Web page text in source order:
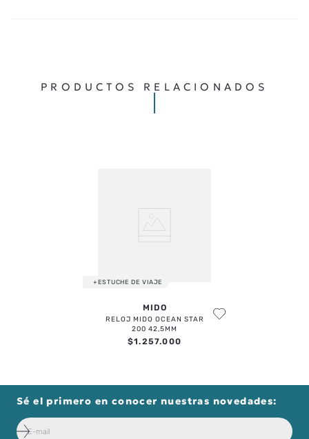
PRODUCTOS RELACIONADOS
+ESTUCHE DE VIAJE
MIDO
RELOJ MIDO OCEAN STAR
200 42,5MM
$1.257.000
Sé el primero en conocer nuestras novedades: